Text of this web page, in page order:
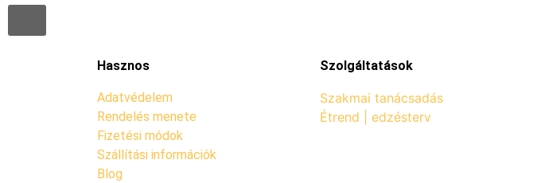
Hasznos
Adatvédelem
Rendelés menete
Fizetési módok
Szállítási információk
Blog
Szolgáltatások
Szakmai tanácsadás
Étrend | edzésterv